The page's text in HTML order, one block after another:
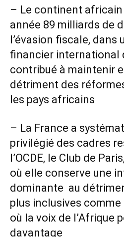
– Le continent africain
année 89 milliards de
l’évasion fiscale, dans
financier international
contribué à maintenir
détriment des
les pays africains
– La France a
privilégié des cadres
l’OCDE, le Club de
où elle conserve une
dominante au
plus inclusives
où la voix de l’Afrique
davantage